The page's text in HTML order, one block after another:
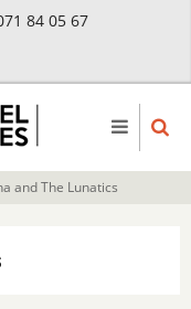
84 05 67
and The Lunatics